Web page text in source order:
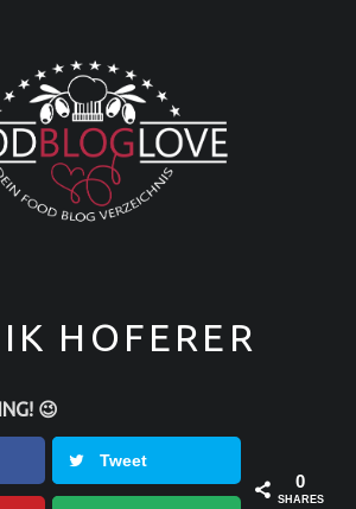
L
E
❤
HOFERER
😉
Tweet
0
SHARES